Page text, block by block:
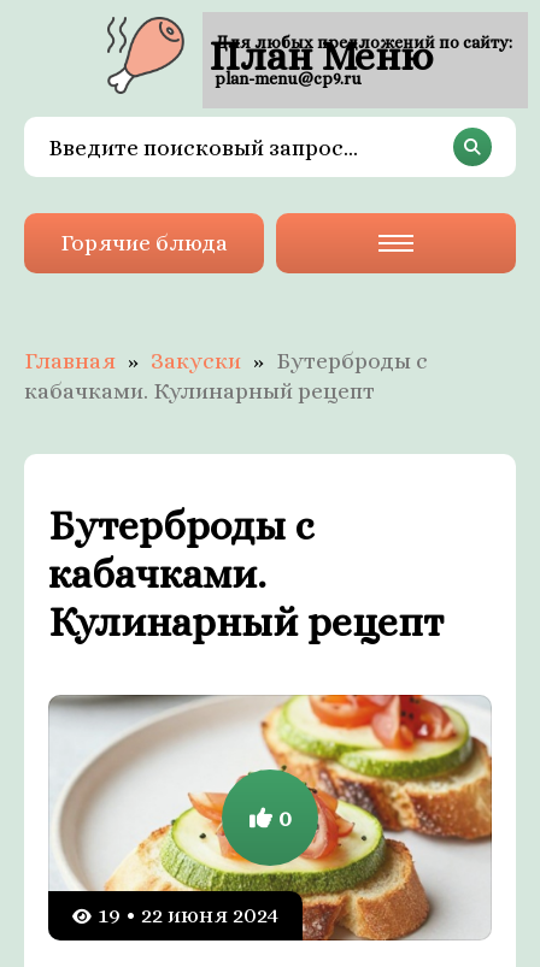
План Меню
Горячие блюда
Главная Закуски
Бутерброды с
кабачками. Кулинарный рецепт
Бутерброды с
кабачками.
Кулинарный рецепт
19 • 22 июня 2024
0
Для любых предложений по сайту:
plan-menu@cp9.ru